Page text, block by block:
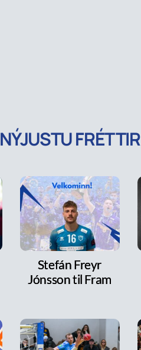
NÝJUSTU FRÉTTIR
Stefán Freyr
Jónsson til Fram